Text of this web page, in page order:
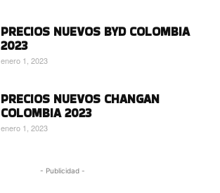
PRECIOS NUEVOS BYD COLOMBIA
2023
enero 1, 2023
PRECIOS NUEVOS CHANGAN
COLOMBIA 2023
enero 1, 2023
- Publicidad -